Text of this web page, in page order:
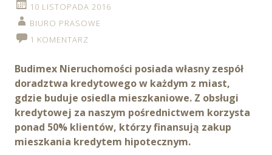
10 LISTOPADA 2016
BIURO PRASOWE
1 KOMENTARZ
Budimex Nieruchomości posiada własny zespół
doradztwa kredytowego w każdym z miast,
gdzie buduje osiedla mieszkaniowe. Z obsługi
kredytowej za naszym pośrednictwem korzysta
ponad 50% klientów, którzy finansują zakup
mieszkania kredytem hipotecznym.